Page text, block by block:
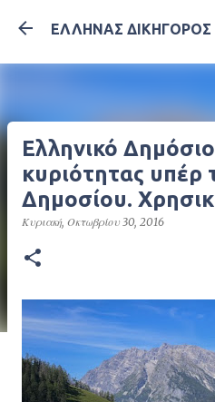
Μετάβαση στο
ΕΛΛΗΝΑΣ ΔΙΚΗΓΟΡΟΣ
Ελληνικό
κυριότητας υπέρ
Δημοσίου.
Κυριακή, Οκτωβρίου 30, 2016